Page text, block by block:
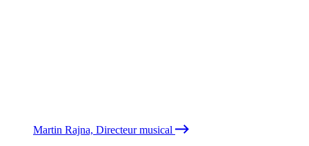
Martin Rajna, Directeur musical